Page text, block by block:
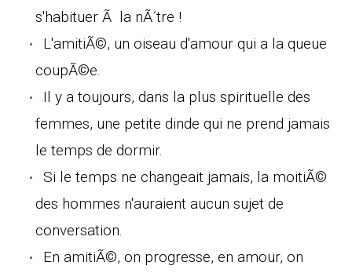
s'habituer Ã la nÃ´tre !
L'amitiÃ©, un oiseau d'amour qui a la queue
coupÃ©e.
Il y a toujours, dans la plus spirituelle des
femmes, une petite dinde qui ne prend jamais
le temps de dormir.
Si le temps ne changeait jamais, la moitiÃ©
des hommes n'auraient aucun sujet de
conversation.
En amitiÃ©, on progresse, en amour, on